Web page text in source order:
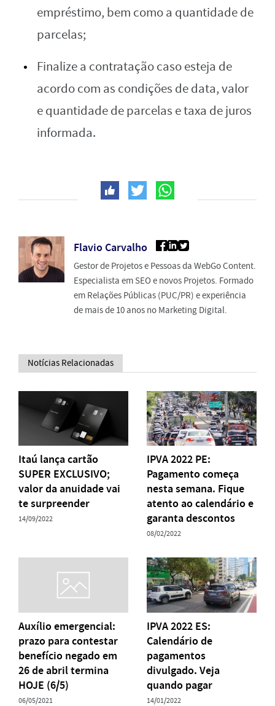
empréstimo, bem como a quantidade de
parcelas;
Finalize a contratação caso esteja de
acordo com as condições de data, valor
e quantidade de parcelas e taxa de juros
informada.
Flavio Carvalho
Gestor de Projetos e Pessoas da WebGo Content.
Especialista em SEO e novos Projetos. Formado
em Relações Públicas (PUC/PR) e experiência
de mais de 10 anos no Marketing Digital.
Notícias Relacionadas
Itaú lança cartão
SUPER EXCLUSIVO;
valor da anuidade vai
te surpreender
14/09/2022
IPVA 2022 PE:
Pagamento começa
nesta semana. Fique
atento ao calendário e
garanta descontos
08/02/2022
Auxílio emergencial:
prazo para contestar
benefício negado em
26 de abril termina
HOJE (6/5)
06/05/2021
IPVA 2022 ES:
Calendário de
pagamentos
divulgado. Veja
quando pagar
14/01/2022